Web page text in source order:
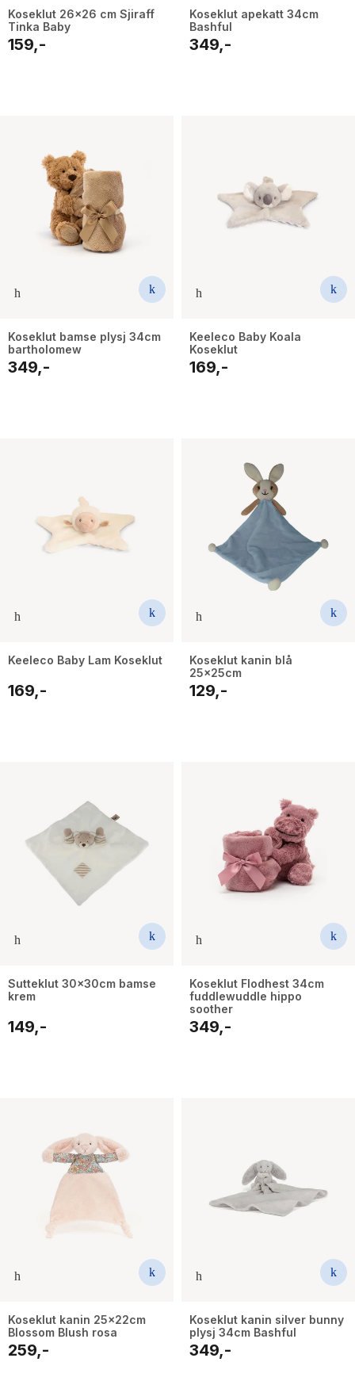
Koseklut 26x26 cm Sjiraff
Tinka Baby
159,-
Koseklut apekatt 34cm
Bashful
349,-
Koseklut bamse plysj 34cm
bartholomew
349,-
Keeleco Baby Koala
Koseklut
169,-
Keeleco Baby Lam Koseklut
169,-
Koseklut kanin blå
25x25cm
129,-
Sutteklut 30x30cm bamse
krem
149,-
Koseklut Flodhest 34cm
fuddlewuddle hippo
soother
349,-
Koseklut kanin 25x22cm
Blossom Blush rosa
259,-
Koseklut kanin silver bunny
plysj 34cm Bashful
349,-